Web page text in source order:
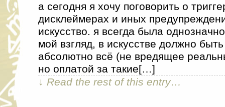
а сегодня я хочу поговорить о
дисклеймерах и иных
искусство. я всегда была
мой взгляд, в искусстве должно
абсолютно всё (не вредящее
но оплатой за такие[…]
↓ Read the rest of this entry…